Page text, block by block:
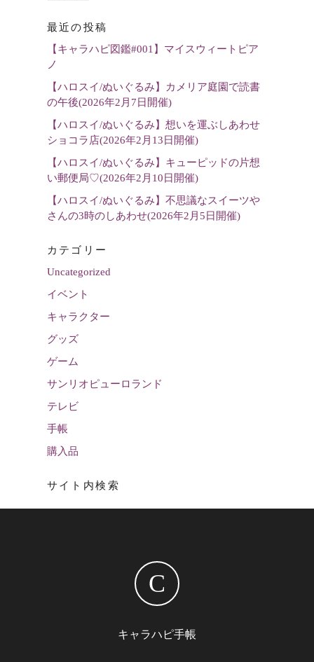
を
選
最近の投稿
【キャラハピ図鑑#001】マイスウィートピア
ノ
【ハロスイ/ぬいぐるみ】カメリア庭園で読書
の午後(2026年2月7日開催)
【ハロスイ/ぬいぐるみ】想いを運ぶしあわせ
ショコラ店(2026年2月13日開催)
【ハロスイ/ぬいぐるみ】キューピッドの片想
い郵便局♡(2026年2月10日開催)
【ハロスイ/ぬいぐるみ】不思議なスイーツや
さんの3時のしあわせ(2026年2月5日開催)
カテゴリー
Uncategorized
イベント
キャラクター
グッズ
ゲーム
サンリオピューロランド
テレビ
手帳
購入品
サイト内検索
C
キャラハピ手帳